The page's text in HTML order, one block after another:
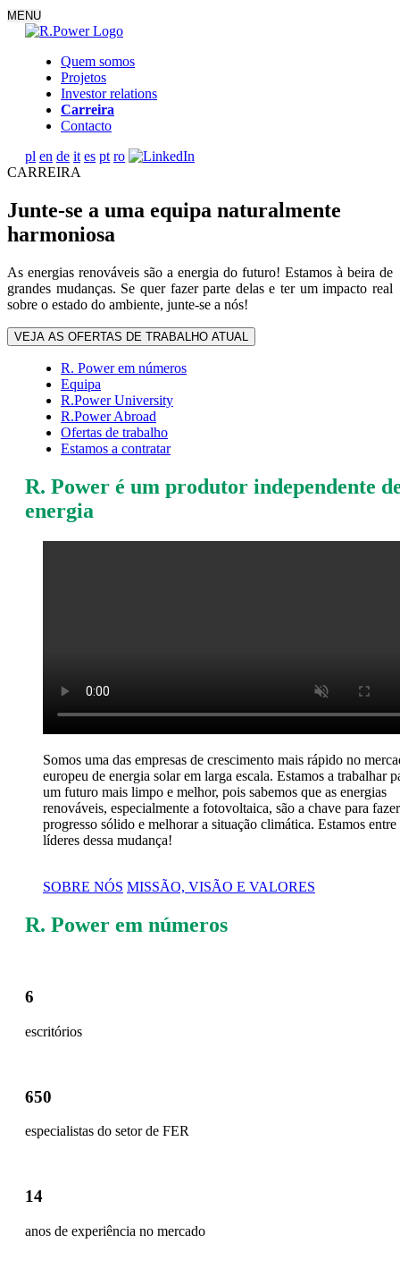
MENU
Quem somos
Projetos
Investor relations
Carreira
Contacto
pl en de it es pt ro
CARREIRA
Junte-se a uma equipa naturalmente
harmoniosa
As energias renováveis são a energia do futuro! Estamos à beira de
grandes mudanças. Se quer fazer parte delas e ter um impacto real
sobre o estado do ambiente, junte-se a nós!
VEJA AS OFERTAS DE TRABALHO ATUAL
R. Power em números
Equipa
R.Power University
R.Power Abroad
Ofertas de trabalho
Estamos a contratar
R. Power é um produtor independente
energia
Somos uma das empresas de crescimento mais rápido no
europeu de energia solar em larga escala. Estamos a trabalhar
um futuro mais limpo e melhor, pois sabemos que as energias
renováveis, especialmente a fotovoltaica, são a chave para
progresso sólido e melhorar a situação climática. Estamos entre
líderes dessa mudança!
SOBRE NÓS MISSÃO, VISÃO E VALORES
R. Power em números
6
escritórios
650
especialistas do setor de FER
14
anos de experiência no mercado